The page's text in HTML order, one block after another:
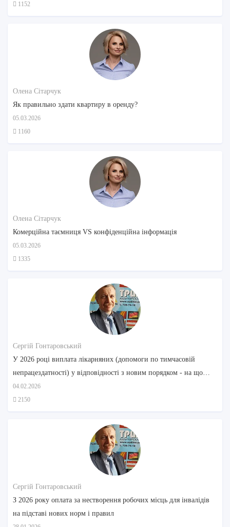
1152
Олена Сітарчук
Як правильно здати квартиру в оренду?
05.03.2026
1160
Олена Сітарчук
Комерційна таємниця VS конфіденційна інформація
05.03.2026
1335
Сергій Гонтаровський
У 2026 році виплата лікарняних (допомоги по тимчасовій
непрацездатності) у відповідності з новим порядком - на що
звернути увагу
04.02.2026
2150
Сергій Гонтаровський
З 2026 року оплата за нестворення робочих місць для інвалідів
на підставі нових норм і правил